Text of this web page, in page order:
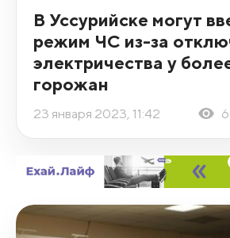
В Уссурийске могут
режим ЧС из-за
электричества у
горожан
23 января 2023, 11:42